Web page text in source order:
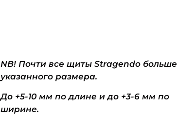
NB! Почти все щиты Stragendo больше
указанного размера.
До +5-10 мм по длине и до +3-6 мм по
ширине.